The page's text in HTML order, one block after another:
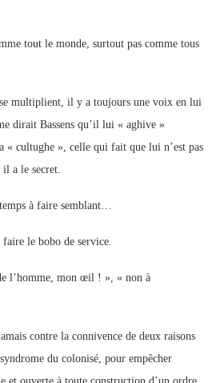
tout le monde, surtout pas comme tous
se multiplient, il y a toujours une voix en lui
dirait Bassens qu’il lui « aghive »
« cultughe », celle qui fait que lui n’est pas
il a le secret.
à faire semblant…
le bobo de service.
l’homme, mon œil ! », « non à
contre la connivence de deux raisons
du colonisé, pour empêcher